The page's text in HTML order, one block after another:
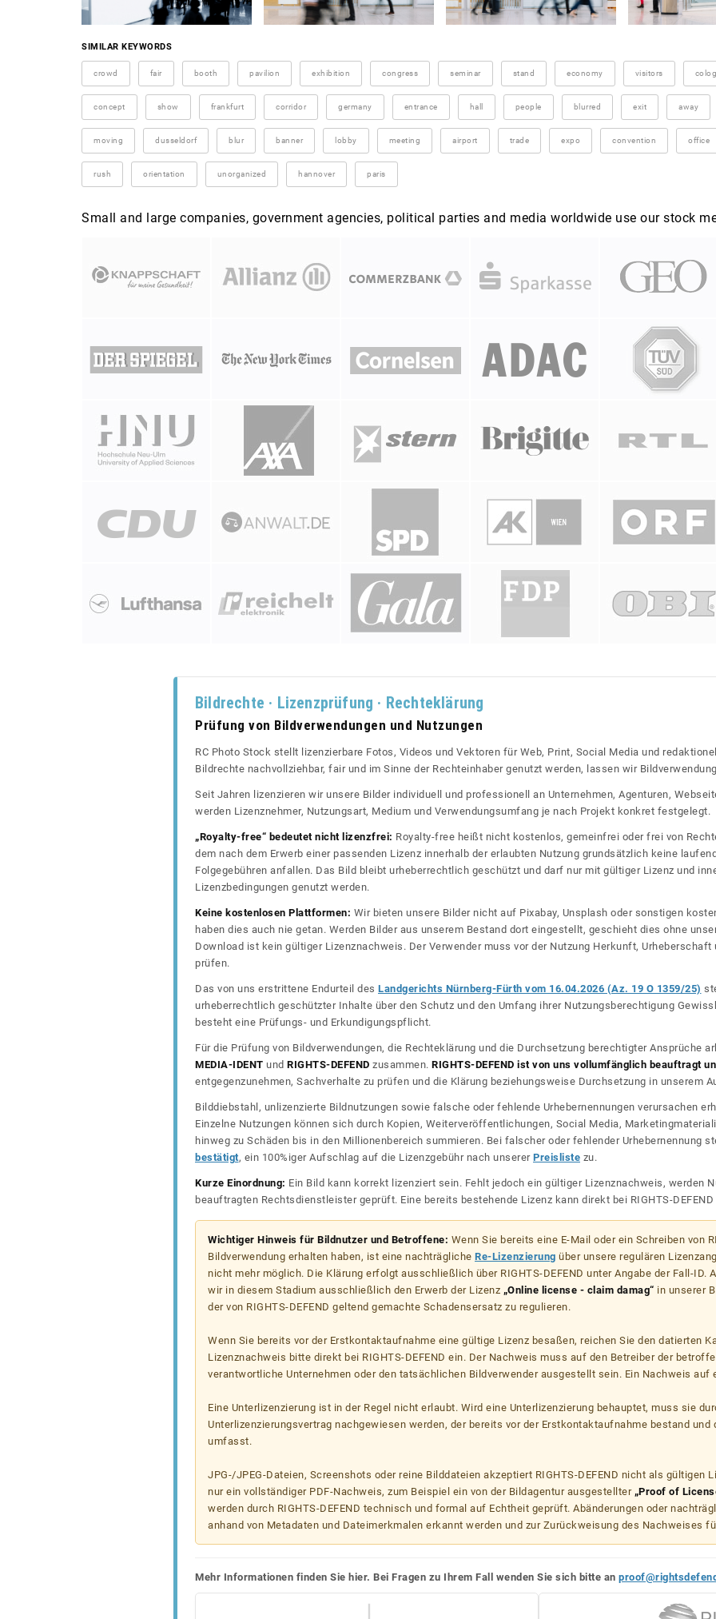
SIMILAR KEYWORDS
crowd fair booth pavilion exhibition congress seminar stand economy visitors
concept show frankfurt corridor germany entrance hall people blurred exit away
moving dusseldorf blur banner lobby meeting airport trade expo convention office
rush orientation unorganized hannover paris
Small and large companies, government agencies, political parties and media worldwide use our stock
Bildrechte · Lizenzprüfung · Rechteklärung
Prüfung von Bildverwendungen und Nutzungen
RC Photo Stock stellt lizenzierbare Fotos, Videos und Vektoren für Web, Print, Social Media und
Bildrechte nachvollziehbar, fair und im Sinne der Rechteinhaber genutzt werden, lassen wir
Seit Jahren lizenzieren wir unsere Bilder individuell und professionell an Unternehmen, Agenturen,
werden Lizenznehmer, Nutzungsart, Medium und Verwendungsumfang je nach Projekt konkret festgelegt.
„Royalty-free“ bedeutet nicht lizenzfrei: Royalty-free heißt nicht kostenlos, gemeinfrei oder frei von
dem nach dem Erwerb einer passenden Lizenz innerhalb der erlaubten Nutzung grundsätzlich keine
Folgegebühren anfallen. Das Bild bleibt urheberrechtlich geschützt und darf nur mit gültiger Lizenz und
Lizenzbedingungen genutzt werden.
Keine kostenlosen Plattformen: Wir bieten unsere Bilder nicht auf Pixabay, Unsplash oder sonstigen
haben dies auch nie getan. Werden Bilder aus unserem Bestand dort eingestellt, geschieht dies ohne
Download ist kein gültiger Lizenznachweis. Der Verwender muss vor der Nutzung Herkunft,
prüfen.
Das von uns erstrittene Endurteil des Landgerichts Nürnberg-Fürth vom 16.04.2026 (Az. 19 O 1359/25)
urheberrechtlich geschützter Inhalte über den Schutz und den Umfang ihrer Nutzungsberechtigung
besteht eine Prüfungs- und Erkundigungspflicht.
Für die Prüfung von Bildverwendungen, die Rechteklärung und die Durchsetzung berechtigter Ansprüche
MEDIA-IDENT und RIGHTS-DEFEND zusammen. RIGHTS-DEFEND ist von uns vollumfänglich beauftragt
entgegenzunehmen, Sachverhalte zu prüfen und die Klärung beziehungsweise Durchsetzung in unserem
Bilddiebstahl, unlizenzierte Bildnutzungen sowie falsche oder fehlende Urhebernennungen verursachen
Einzelne Nutzungen können sich durch Kopien, Weiterveröffentlichungen, Social Media,
hinweg zu Schäden bis in den Millionenbereich summieren. Bei falscher oder fehlender Urhebernennung
bestätigt, ein 100%iger Aufschlag auf die Lizenzgebühr nach unserer Preisliste zu.
Kurze Einordnung: Ein Bild kann korrekt lizenziert sein. Fehlt jedoch ein gültiger Lizenznachweis, werden
beauftragten Rechtsdienstleister geprüft. Eine bereits bestehende Lizenz kann direkt bei RIGHTS-
Wichtiger Hinweis für Bildnutzer und Betroffene: Wenn Sie bereits eine E-Mail oder ein Schreiben von
Bildverwendung erhalten haben, ist eine nachträgliche Re-Lizenzierung über unsere regulären
nicht mehr möglich. Die Klärung erfolgt ausschließlich über RIGHTS-DEFEND unter Angabe der Fall-ID.
wir in diesem Stadium ausschließlich den Erwerb der Lizenz „Online license - claim damag“ in unserer
der von RIGHTS-DEFEND geltend gemachte Schadensersatz zu regulieren.
Wenn Sie bereits vor der Erstkontaktaufnahme eine gültige Lizenz besaßen, reichen Sie den datierten
Lizenznachweis bitte direkt bei RIGHTS-DEFEND ein. Der Nachweis muss auf den Betreiber der
verantwortliche Unternehmen oder den tatsächlichen Bildverwender ausgestellt sein. Ein Nachweis auf
Eine Unterlizenzierung ist in der Regel nicht erlaubt. Wird eine Unterlizenzierung behauptet, muss sie
Unterlizenzierungsvertrag nachgewiesen werden, der bereits vor der Erstkontaktaufnahme bestand und
umfasst.
JPG-/JPEG-Dateien, Screenshots oder reine Bilddateien akzeptiert RIGHTS-DEFEND nicht als gültigen
nur ein vollständiger PDF-Nachweis, zum Beispiel ein von der Bildagentur ausgestellter „Proof of
werden durch RIGHTS-DEFEND technisch und formal auf Echtheit geprüft. Abänderungen oder
anhand von Metadaten und Dateimerkmalen erkannt werden und zur Zurückweisung des Nachweises
Mehr Informationen finden Sie hier. Bei Fragen zu Ihrem Fall wenden Sie sich bitte an